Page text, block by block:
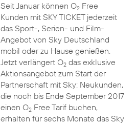
Seit Januar können O2Free
Kunden mit SKY TICKET jederzeit
das Sport-, Serien- und Film-
Angebot von Sky Deutschland
mobil oder zu Hause genießen.
Jetzt verlängert O2das exklusive
Aktionsangebot zum Start der
Partnerschaft mit Sky: Neukunden,
die noch bis Ende September 2017
einen O2Free Tarif buchen,
erhalten für sechs Monate das Sky